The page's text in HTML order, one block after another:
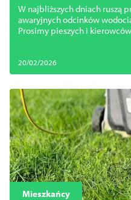
W najbliższych dniach ruszą
awaryjnych odcinków
Prosimy pieszych i
20/02/2026
Mieszkańcy